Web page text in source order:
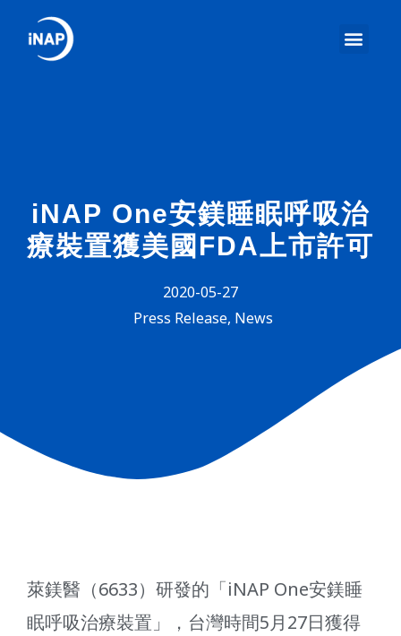
iNAP One安鎂睡眠呼吸治
療裝置獲美國FDA上市許可
2020-05-27
Press Release, News
萊鎂醫（6633）研發的「iNAP One安鎂睡
眠呼吸治療裝置」，台灣時間5月27日獲得